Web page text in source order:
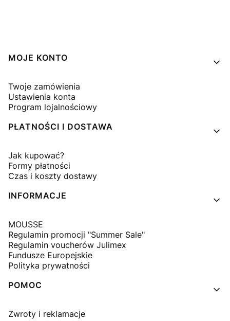
Linki w stopce
MOJE KONTO
Twoje zamówienia
Ustawienia konta
Program lojalnościowy
PŁATNOŚCI I DOSTAWA
Jak kupować?
Formy płatności
Czas i koszty dostawy
INFORMACJE
MOUSSE
Regulamin promocji "Summer Sale"
Regulamin voucherów Julimex
Fundusze Europejskie
Polityka prywatności
POMOC
Zwroty i reklamacje